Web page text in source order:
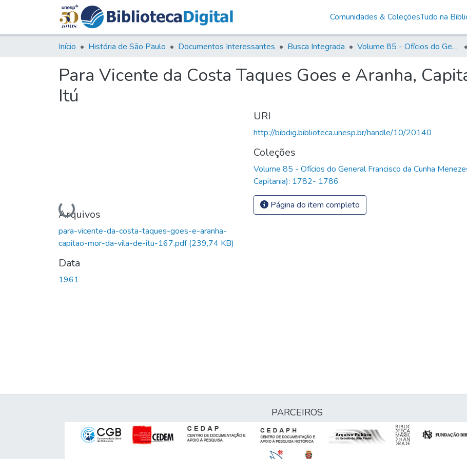
Comunidades & ColeçõesTudo na
Início História de São Paulo Documentos Interessantes Busca Integrada Volume 85 - Ofícios do General Francisco da Cunha Menezes (Governador da Capitania): 1782- 1786
Para Vicente da Costa Taques Goes e Aranha,
Itú
Carregando...
Arquivos
para-vicente-da-costa-taques-goes-e-aranha-
capitao-mor-da-vila-de-itu-167.pdf(239,74 KB)
Data
1961
URI
http://bibdig.biblioteca.unesp.br/handle/10/20140
Coleções
Volume 85 - Ofícios do General Francisco da Cunha
Capitania): 1782- 1786
Página do item completo
PARCEIROS